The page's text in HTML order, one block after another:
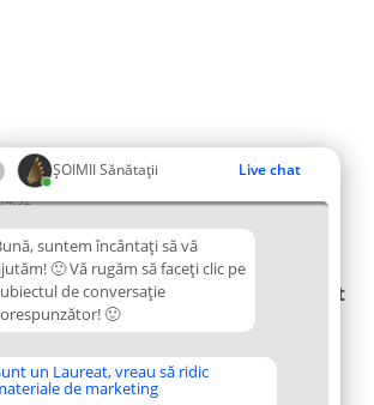
ŞOIMII Sănătații Live chat
14:52
suntem încântați să vă
🙂 Vă rugăm să faceți clic pe
de conversație
🙂
un Laureat, vreau să ridic
de marketing
BR SRL
061952
București
36737675
Plebiscyt
Tuturor
Laureaților
Contact